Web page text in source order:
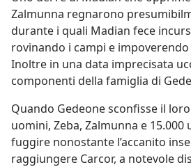
Zalmunna regnarono
durante i quali Madian fece
rovinando i campi e impoverendo
Inoltre in una data imprecisata
componenti della famiglia di
Quando Gedeone sconfisse il
uomini, Zeba, Zalmunna e
fuggire nonostante l’accanito
raggiungere Carcor, a notevole